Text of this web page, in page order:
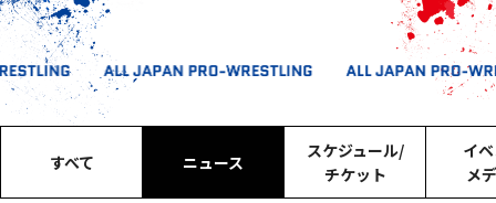
すべて ニュース
スケジュール/
チケット
イ
メ